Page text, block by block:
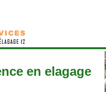
en elagage